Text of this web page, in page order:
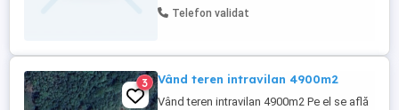
STRADA - APARTINE DE ORASUL OCNELE
Telefon validat
3 Vând teren intravilan 4900m2
Vând teren intravilan 4900m2 Pe el se află